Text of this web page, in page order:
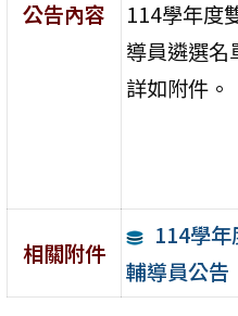
公告內容
114學年度
導員遴選名
詳如附件。
相關附件
114學
輔導員公告